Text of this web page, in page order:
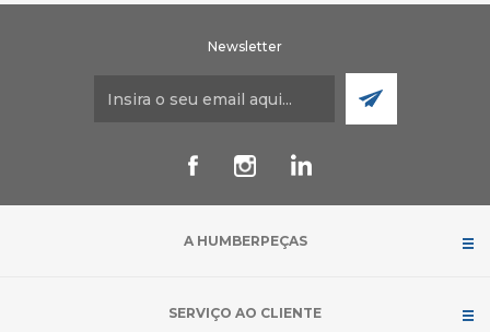
Newsletter
A HUMBERPEÇAS
SERVIÇO AO CLIENTE